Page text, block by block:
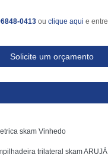
0413 ou clique aqui e
Solicite um orçamento
skam Vinhedo
trilateral skam ARUJÁ